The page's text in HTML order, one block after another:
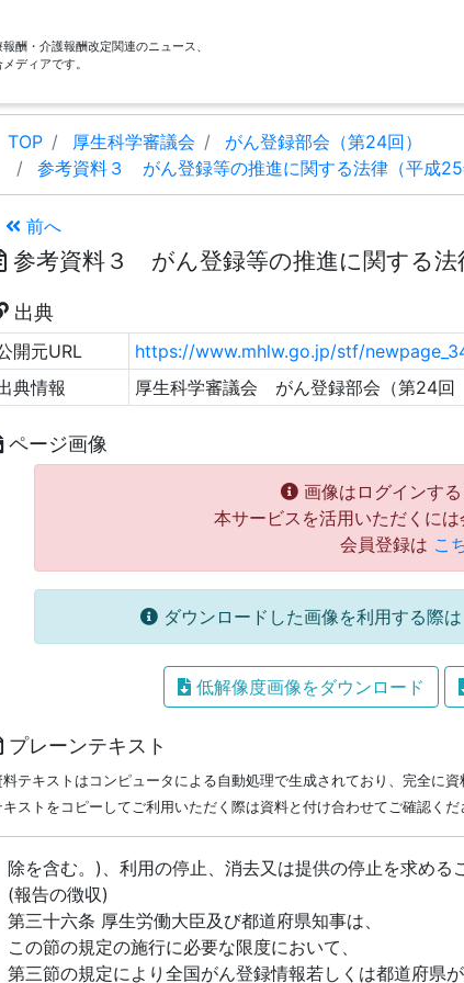
酬・介護報酬改定関連のニュース、
ディアです。
TOP 厚生科学審議会
がん登録部会（第24回）
参考資料３ がん登録等の推進に関する法律（平成25
前へ
参考資料３ がん登録等の推進に関する法
出典
開元URL
https://www.mhlw.go.jp/stf/
典情報
厚生科学審議会 がん登録部会（第24回
ページ画像
画像はログインする
本サービスを活用いただくには
会員登録は こ
ダウンロードした画像を利用する際
低解像度画像をダウンロード
プレーンテキスト
料テキストはコンピュータによる自動処理で生成されており、完全に資
キストをコピーしてご利用いただく際は資料と付け合わせてご確認くだ
除を含む。)、利用の停止、消去又は提供の停止を求める
(報告の徴収)
第三十六条 厚生労働大臣及び都道府県知事は、
この節の規定の施行に必要な限度において、
第三節の規定により全国がん登録情報若しくは都道府県